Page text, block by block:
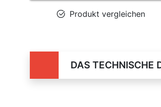
Produkt vergleichen
DAS TECHNISCHE